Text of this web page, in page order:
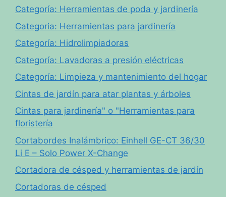
Categoría: Herramientas de poda y jardinería
Categoria: Herramientas para jardinería
Categoría: Hidrolimpiadoras
Categoría: Lavadoras a presión eléctricas
Categoría: Limpieza y mantenimiento del hogar
Cintas de jardín para atar plantas y árboles
Cintas para jardinería" o "Herramientas para
floristería
Cortabordes Inalámbrico: Einhell GE-CT 36/30
Li E – Solo Power X-Change
Cortadora de césped y herramientas de jardín
Cortadoras de césped